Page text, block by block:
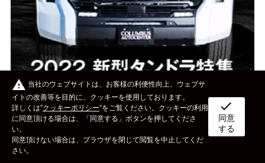
ボディタイプ メーカー カスタム&メンテナンス
warning 当社のウェブサイトは、お客様の利便性向上、ウェブサ
イトの改善等を目的に、クッキーを使用しております。
詳しくは”クッキーポリシー”をご覧ください。クッキーの利用
に同意頂ける場合は、「同意する」ボタンを押してくださ
い。
同意頂けない場合は、ブラウザを閉じて閲覧を中止してくだ
さい。
check
同意
する